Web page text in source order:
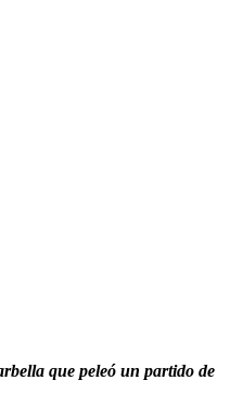
que peleó un partido de